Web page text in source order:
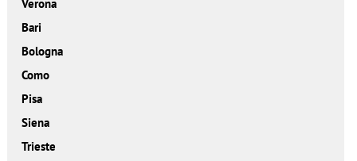
Verona
Bari
Bologna
Como
Pisa
Siena
Trieste